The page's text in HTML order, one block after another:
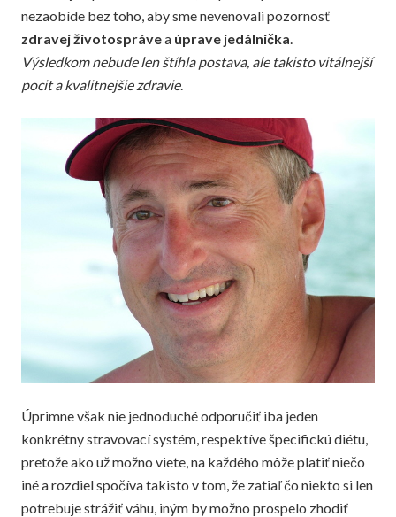
nezaobíde bez toho, aby sme nevenovali pozornosť
zdravej životosprávea úprave jedálnička.
Výsledkom nebude len štíhla postava, ale takisto vitálnejší
pocit a kvalitnejšie zdravie.
Úprimne však nie jednoduché odporučiť iba jeden
konkrétny stravovací systém, respektíve špecifickú diétu,
pretože ako už možno viete, na každého môže platiť niečo
iné a rozdiel spočíva takisto v tom, že zatiaľ čo niekto si len
potrebuje strážiť váhu, iným by možno prospelo zhodiť